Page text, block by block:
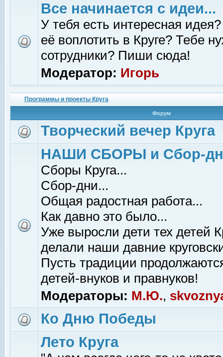
Все начинается с идеи...
У тебя есть интересная
её воплотить в Круге? Тебе
сотрудники? Пиши сюда!
Модератор: Игорь
Программы и проекты Круга
Форум
Творческий вечер Круга
НАШИ СБОРЫ и Сбор-
Сборы Круга...
Сбор-дни...
Общая радостная работа...
Как давно это было...
Уже выросли дети тех детей
делали наши давние
Пусть традиции
детей-внуков и правнуков!
Модераторы: М.Ю.,
Ко Дню Победы
Лето Круга